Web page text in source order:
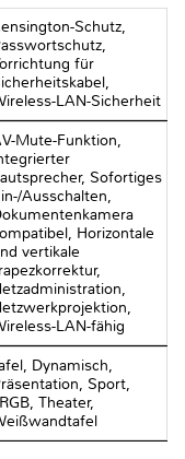
Schutz,
für
LAN-Sicherheit
Mute-Funktion,
Sofortiges
Ausschalten,
Horizontale
vertikale
LAN-fähig
Dynamisch,
Sport,
Theater,